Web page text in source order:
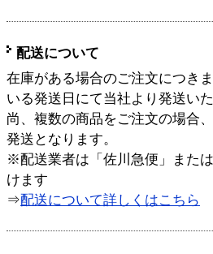
配送について
在庫がある場合のご注文につき
いる発送日にて当社より発送い
尚、複数の商品をご注文の場合
発送となります。
※配送業者は「佐川急便」また
けます
⇒配送について詳しくはこちら